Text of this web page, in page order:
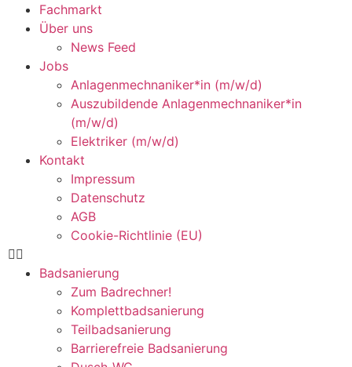
Fachmarkt
Über uns
News Feed
Jobs
Anlagenmechnaniker*in (m/w/d)
Auszubildende Anlagenmechnaniker*in
(m/w/d)
Elektriker (m/w/d)
Kontakt
Impressum
Datenschutz
AGB
Cookie-Richtlinie (EU)
Badsanierung
Zum Badrechner!
Komplettbadsanierung
Teilbadsanierung
Barrierefreie Badsanierung